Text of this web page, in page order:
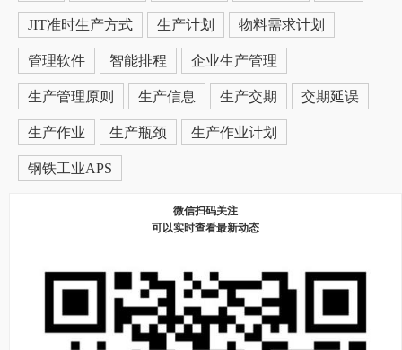
JIT准时生产方式 生产计划 物料需求计划
管理软件 智能排程 企业生产管理
生产管理原则 生产信息 生产交期 交期延误
生产作业 生产瓶颈 生产作业计划
钢铁工业APS
微信扫码关注
可以实时查看最新动态